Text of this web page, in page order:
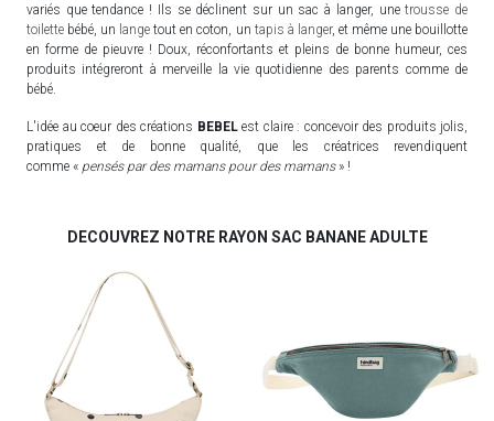
variés que tendance ! Ils se déclinent sur un sac à langer, unetrousse de
toilette bébé, un lange tout en coton, un tapis à langer, et même une bouillotte
en forme de pieuvre ! Doux, réconfortants et pleins de bonne humeur, ces
produits intégreront à merveille la vie quotidienne des parents comme de
bébé.
L'idée au coeur des créations BEBELest claire : concevoir des produits jolis,
pratiques et de bonne qualité, que les créatrices revendiquent
comme « pensés par des mamans pour des mamans» !
DECOUVREZ NOTRE RAYON SAC BANANE ADULTE